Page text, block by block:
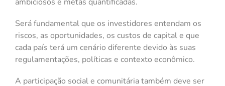
Será fundamental que os investidores entendam os
riscos, as oportunidades, os custos de capital e que
cada país terá um cenário diferente devido às suas
regulamentações, políticas e contexto econômico.
A participação social e comunitária também deve ser